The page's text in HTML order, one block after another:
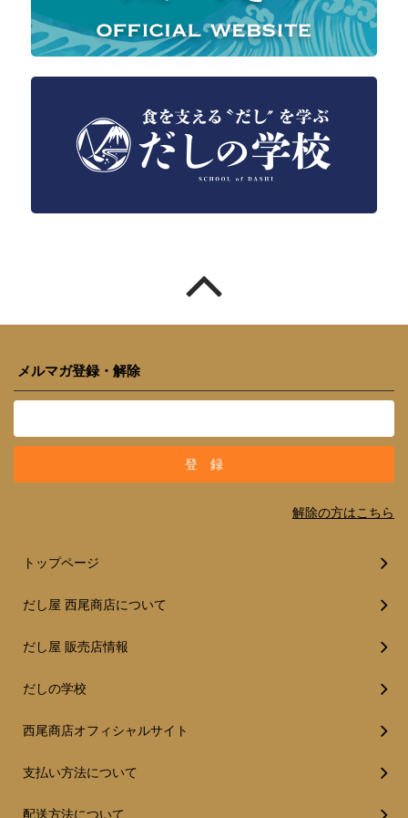
メルマガ登録・解除
解除の方はこちら
トップページ
だし屋 西尾商店について
だし屋 販売店情報
だしの学校
西尾商店オフィシャルサイト
支払い方法について
配送方法について